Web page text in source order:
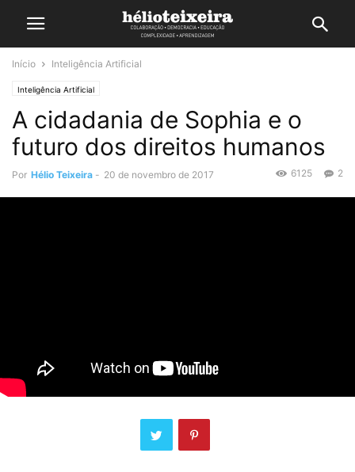
Início Inteligência Artificial
Inteligência Artificial
A cidadania de Sophia e o
futuro dos direitos humanos
Por Hélio Teixeira - 20 de novembro de 2017 2
6125